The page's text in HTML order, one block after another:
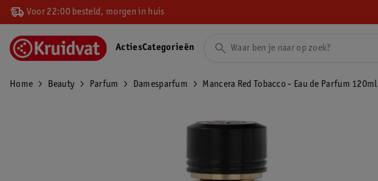
Voor 22:00 besteld, morgen in huis
ActiesCategorieën
Home Beauty Parfum Damesparfum Mancera Red Tobacco - Eau de Parfum 120ml